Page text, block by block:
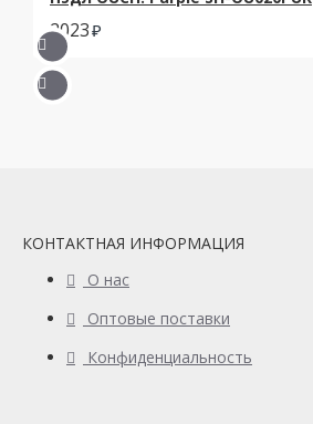
2023
КОНТАКТНАЯ ИНФОРМАЦИЯ
О нас
Оптовые поставки
Конфиденциальность